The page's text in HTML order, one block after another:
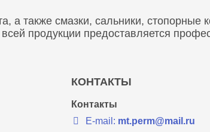
а также смазки, сальники, стопорные
продукции предоставляется
КОНТАКТЫ
Контакты
E-mail: mt.perm@mail.ru